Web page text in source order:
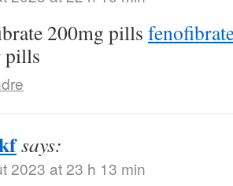
200mg pills
says:
2023 at 23 h 13 min